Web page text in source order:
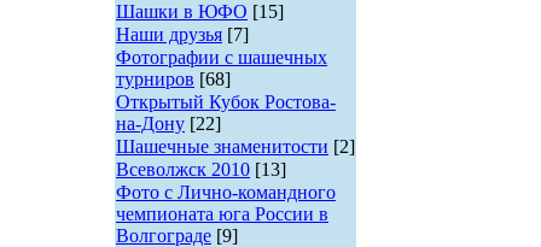
Шашки в ЮФО [15]
Наши друзья [7]
Фотографии с шашечных
турниров [68]
Открытый Кубок Ростова-
на-Дону [22]
Шашечные знаменитости [2]
Всеволжск 2010 [13]
Фото с Лично-командного
чемпионата юга России в
Волгограде [9]